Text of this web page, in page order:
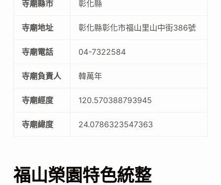
寺廟縣市 彰化縣
寺廟地址 彰化縣彰化市福山里山中街386號
寺廟電話 04-7322584
寺廟負責人 韓萬年
寺廟經度 120.570388793945
寺廟緯度 24.0786323547363
福山榮園特色統整